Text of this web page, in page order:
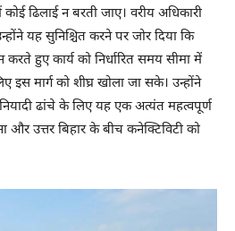
ढिलाई न बरती जाए। वरीय अधिकारी
यह सुनिश्चित करने पर जोर दिया कि
हुए कार्य को निर्धारित समय सीमा में
मार्ग को शीघ्र खोला जा सके। उन्होंने
ढांचे के लिए यह एक अत्यंत महत्वपूर्ण
और उत्तर बिहार के बीच कनेक्टिविटी को